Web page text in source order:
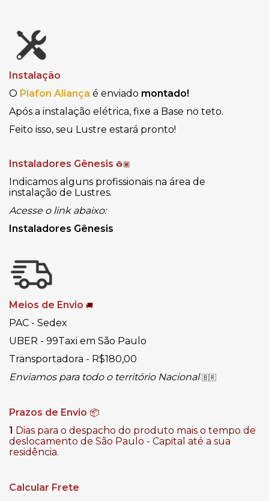
Instalação
O Plafon Aliança é enviado montado!
Após a instalação elétrica, fixe a Base no teto.
Feito isso, seu Lustre estará pronto!
Instaladores Gênesis 👷🏽
Indicamos alguns profissionais na área de
instalação de Lustres.
Acesse o link abaixo:
Instaladores Gênesis
Meios de Envio 🚚
PAC - Sedex
UBER - 99Taxi em São Paulo
Transportadora - R$180,00
Enviamos para todo o território Nacional🇧🇷
Prazos de Envio 📦
1 Dias para o despacho do produto mais o tempo de
deslocamento de São Paulo - Capital até a sua
residência.
Calcular Frete